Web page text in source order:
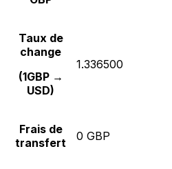
Taux de
change
(1GBP →
USD)
1.336500
Frais de
transfert
0 GBP